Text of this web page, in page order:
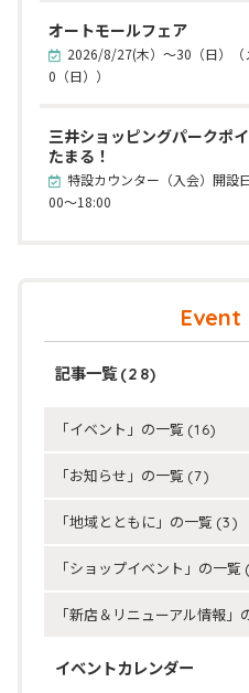
オートモールフェア
2026/8/27(木）～30（日）
0（日））
三井ショッピングパークポ
たまる！
特設カウンター（入会）開
00～18:00
記事一覧(28)
「イベント」の一覧 (16)
「お知らせ」の一覧 (7)
「地域とともに」の一覧 (3)
「ショップイベント」の一覧
「新店＆リニューアル情報」
イベントカレンダー